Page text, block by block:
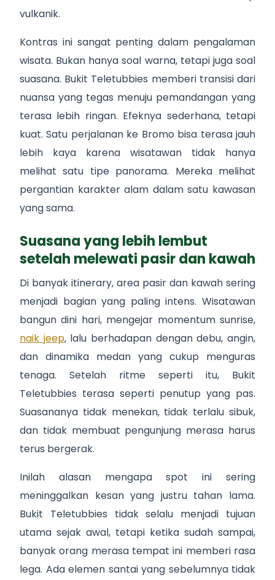
vulkanik.
Kontras ini sangat penting dalam pengalaman
wisata. Bukan hanya soal warna, tetapi juga soal
suasana. Bukit Teletubbies memberi transisi dari
nuansa yang tegas menuju pemandangan yang
terasa lebih ringan. Efeknya sederhana, tetapi
kuat. Satu perjalanan ke Bromo bisa terasa jauh
lebih kaya karena wisatawan tidak hanya
melihat satu tipe panorama. Mereka melihat
pergantian karakter alam dalam satu kawasan
yang sama.
Suasana yang lebih lembut
setelah melewati pasir dan kawah
Di banyak itinerary, area pasir dan kawah sering
menjadi bagian yang paling intens. Wisatawan
bangun dini hari, mengejar momentum sunrise,
naik jeep, lalu berhadapan dengan debu, angin,
dan dinamika medan yang cukup menguras
tenaga. Setelah ritme seperti itu, Bukit
Teletubbies terasa seperti penutup yang pas.
Suasananya tidak menekan, tidak terlalu sibuk,
dan tidak membuat pengunjung merasa harus
terus bergerak.
Inilah alasan mengapa spot ini sering
meninggalkan kesan yang justru tahan lama.
Bukit Teletubbies tidak selalu menjadi tujuan
utama sejak awal, tetapi ketika sudah sampai,
banyak orang merasa tempat ini memberi rasa
lega. Ada elemen santai yang sebelumnya tidak